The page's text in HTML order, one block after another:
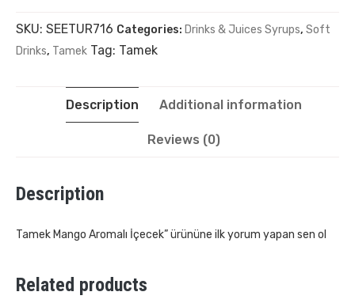
SKU: SEETUR716 Categories: Drinks & Juices Syrups, Soft
Drinks, Tamek Tag: Tamek
Description Additional information
Reviews (0)
Description
Tamek Mango Aromalı İçecek” ürününe ilk yorum yapan sen ol
Related products